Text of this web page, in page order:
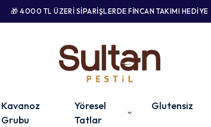
🎁 4000 TL ÜZERI SIPARIŞLERDE FINCAN TAKIMI HEDIYE
Kavanoz
Grubu
Yöresel
Tatlar
Glutensiz